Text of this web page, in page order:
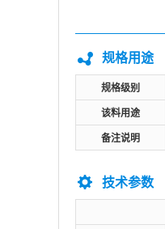
规格用途
规格级别
该料用途
备注说明
技术参数